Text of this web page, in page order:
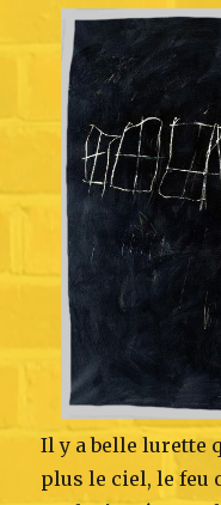
Il y a belle lurette
plus le ciel, le feu